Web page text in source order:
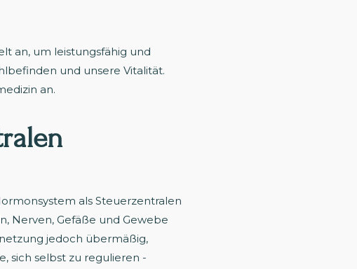
an, um leistungsfähig und
und unsere Vitalität.
an.
als Steuerzentralen
Nerven, Gefäße und Gewebe
jedoch übermäßig,
sich selbst zu regulieren -